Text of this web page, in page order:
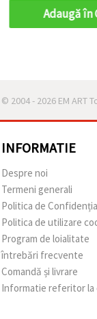
Adaugă în
© 2004 - 2026 EM
INFORMATIE
Despre noi
Termeni generali
Politica de
Politica de utilizare
Program de loialitate
întrebări frecvente
Comandă și livrare
Informatie referitor la